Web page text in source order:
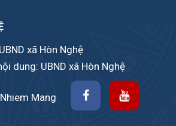
xã Hòn Nghệ
dung: UBND xã Hòn Nghệ